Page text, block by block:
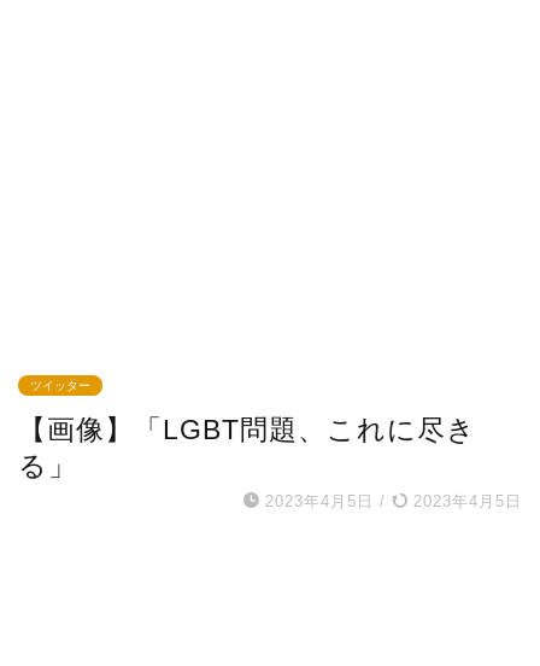
ツイッター
【画像】「LGBT問題、これに尽き
る」
2023年4月5日 / 2023年4月5日